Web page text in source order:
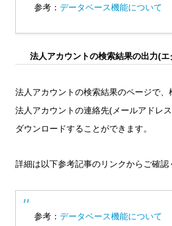
参考： データベース機能について
法人アカウントの検索結果の出力(エ
法人アカウントの検索結果のページで
法人アカウントの連絡先(メールアドレ
ダウンロードすることができます。
詳細は以下参考記事のリンクからご確認
参考： データベース機能について